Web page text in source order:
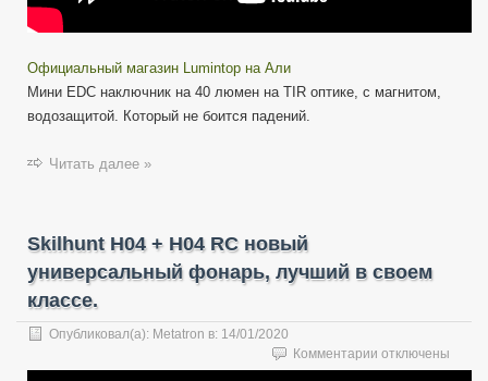
Официальный магазин Lumintop на Али
Мини EDC наключник на 40 люмен на TIR оптике, с магнитом,
водозащитой. Который не боится падений.
Читать далее »
Skilhunt H04 + H04 RC новый
универсальный фонарь, лучший в своем
классе.
Опубликовал(а): Metatron в: 14/01/2020
Комментарии к
записи
отключены